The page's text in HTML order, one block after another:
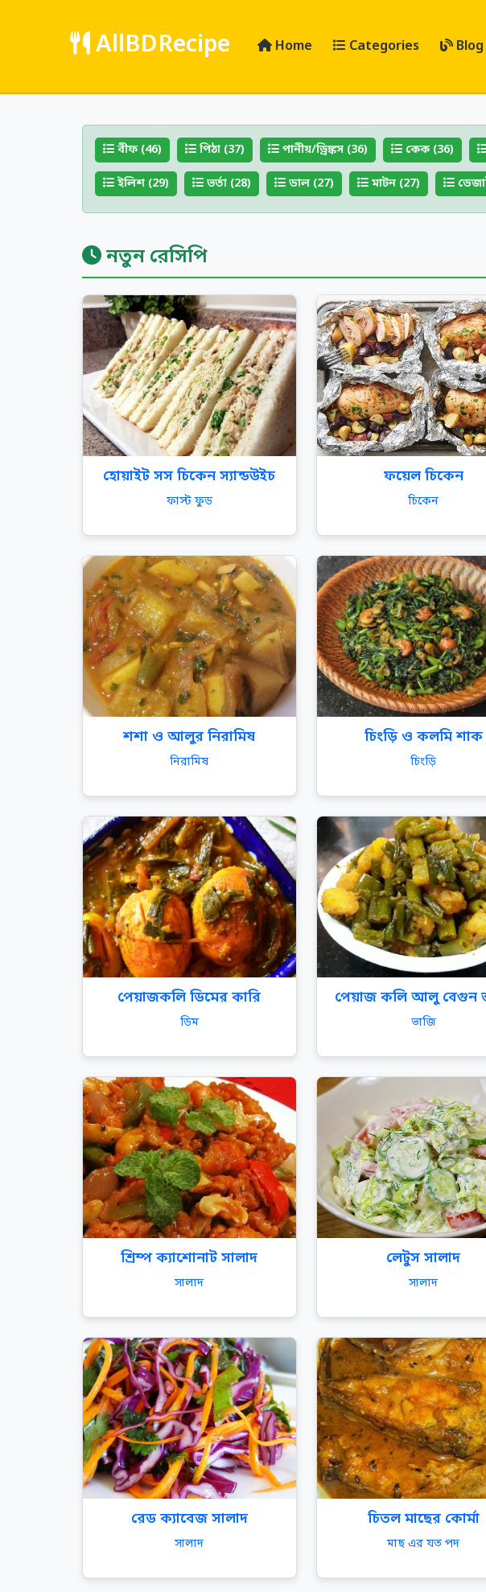
AllBDRecipe Home Categories Blog
বীফ (46) পিঠা (37) পানীয়/ড্রিঙ্কস (36) কেক (36)
ইলিশ (29) ভর্তা (28) ডাল (27) মাটন (27)
নতুন রেসিপি
হোয়াইট সস চিকেন স্যান্ডউইচ
ফাস্ট ফুড
ফয়েল চিকেন
চিকেন
শশা ও আলুর নিরামিষ
নিরামিষ
চিংড়ি ও কলমি শাক
চিংড়ি
পেয়াজকলি ডিমের কারি
ডিম
পেয়াজ কলি আলু বেগুন
ভাজি
শ্রিম্প ক্যাশোনাট সালাদ
সালাদ
লেটুস সালাদ
সালাদ
রেড ক্যাবেজ সালাদ
সালাদ
চিতল মাছের কোর্মা
মাছ এর যত পদ